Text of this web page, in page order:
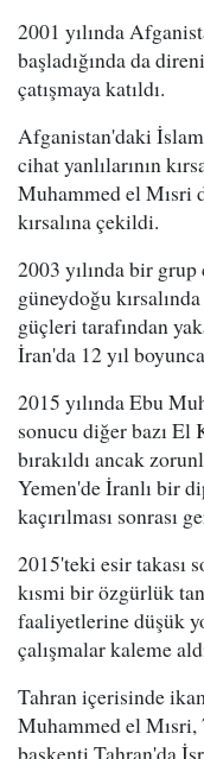
2001 yılında
başladığında da
çatışmaya katıldı.
Afganistan'daki
cihat yanlılarının
Muhammed el Mısri
kırsalına çekildi.
2003 yılında bir
güneydoğu
güçleri tarafından
İran'da 12 yıl
2015 yılında Ebu
sonucu diğer bazı
bırakıldı ancak
Yemen'de İranlı bir
kaçırılması sonrası
2015'teki esir takası
kısmi bir özgürlük
faaliyetlerine düşük
çalışmalar kaleme
Tahran içerisinde
Muhammed el